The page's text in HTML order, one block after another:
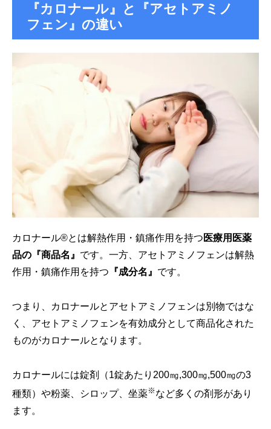
『カロナール』と『アセトアミノ
フェン』の違い
カロナール®︎とは解熱作用・鎮痛作用を持つ 医療用医薬
品の『商品名』 です。一方、アセトアミノフェンは解熱
作用・鎮痛作用を持つ 『成分名』 です。
つまり、カロナールとアセトアミノフェンは別物ではな
く、アセトアミノフェンを有効成分として商品化された
ものがカロナールとなります。
カロナールには錠剤（1錠あたり200㎎,300㎎,500㎎の3
種類）や粉薬、シロップ、坐薬※ など多くの剤形があり
ます。